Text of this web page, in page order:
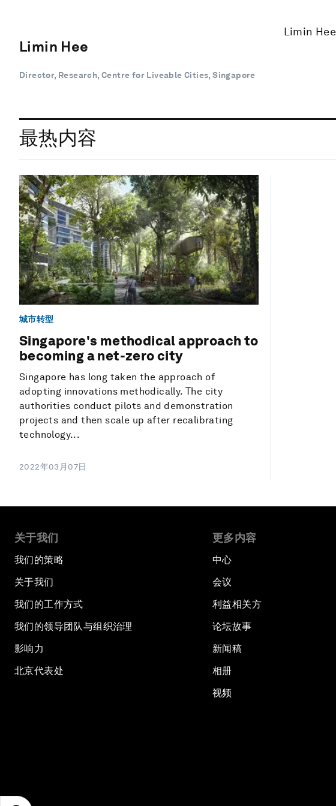
Limin Hee
Director, Research, Centre for Liveable Cities, Singapore
Limin
最热内容
城市转型
Singapore's methodical approach to
becoming a net-zero city
Singapore has long taken the approach of
adopting innovations methodically. The city
authorities conduct pilots and demonstration
projects and then scale up after recalibrating
technology...
2022年03月07日
关于我们
我们的策略
关于我们
我们的工作方式
我们的领导团队与组织治理
影响力
北京代表处
更多内容
中心
会议
利益相关方
论坛故事
新闻稿
相册
视频